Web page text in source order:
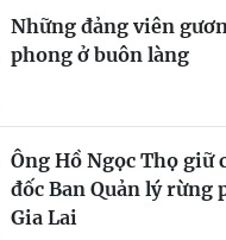
Những đảng viên
phong ở buôn làng
Ông Hồ Ngọc Thọ giữ
đốc Ban Quản lý rừng
Gia Lai